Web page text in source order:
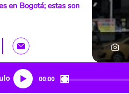
en Bogotá; estas son
00:00